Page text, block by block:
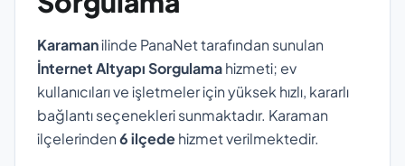
Karamanilinde PanaNet tarafından sunulan
İnternet Altyapı Sorgulamahizmeti; ev
kullanıcıları ve işletmeler için yüksek hızlı, kararlı
bağlantı seçenekleri sunmaktadır. Karaman
ilçelerinden6 ilçedehizmet verilmektedir.